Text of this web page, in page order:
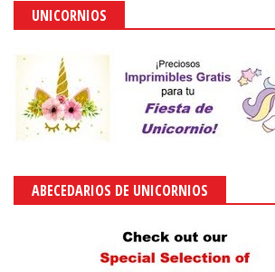
UNICORNIOS
ABECEDARIOS DE UNICORNIOS